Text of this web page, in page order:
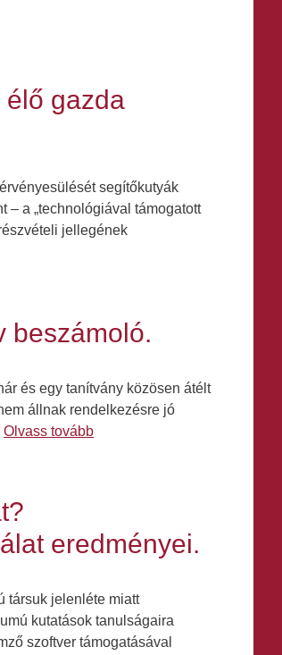
élő gazda
segítőkutyák
– a „technológiával támogatott
jellegének
beszámoló.
és egy tanítvány közösen átélt
állnak rendelkezésre jó
Olvass tovább
eredményei.
társuk jelenléte miatt
kutatások tanulságaira
szoftver támogatásával